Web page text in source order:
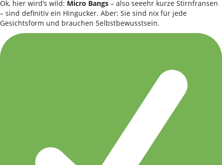
Ok, hier wird’s wild: Micro Bangs – also seeehr kurze Stirnfransen
– sind definitiv ein Hingucker. Aber: Sie sind nix für jede
Gesichtsform und brauchen Selbstbewusstsein.